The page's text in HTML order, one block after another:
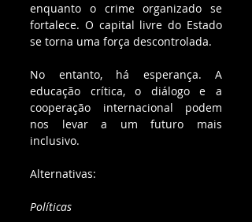
enquanto o crime organizado se
fortalece. O capital livre do Estado
se torna uma força descontrolada.
No entanto, há esperança. A
educação crítica, o diálogo e a
cooperação internacional podem
nos levar a um futuro mais
inclusivo.
Alternativas:
Políticas